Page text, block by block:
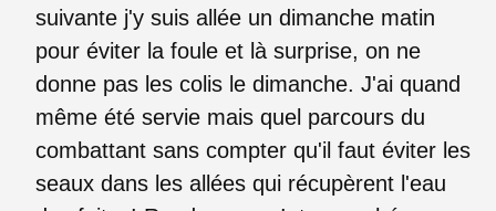
suivante j'y suis allée un dimanche matin
pour éviter la foule et là surprise, on ne
donne pas les colis le dimanche. J'ai quand
même été servie mais quel parcours du
combattant sans compter qu'il faut éviter les
seaux dans les allées qui récupèrent l'eau